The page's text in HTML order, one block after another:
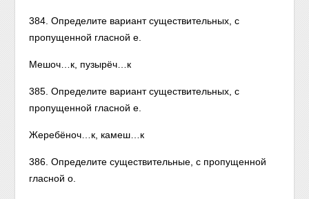
384. Определите вариант существительных, с
пропущенной гласной е.
Мешоч…к, пузырёч…к
385. Определите вариант существительных, с
пропущенной гласной е.
Жеребёноч…к, камеш…к
386. Определите существительные, с пропущенной
гласной о.